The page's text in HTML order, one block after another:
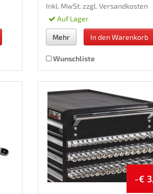
Inkl. MwSt. zzgl. Versandkosten
Auf Lager
Mehr In den Warenkorb
Wunschliste
-€